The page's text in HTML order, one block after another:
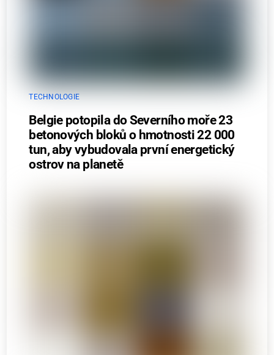
TECHNOLOGIE
Belgie potopila do Severního moře 23
betonových bloků o hmotnosti 22 000
tun, aby vybudovala první energetický
ostrov na planetě